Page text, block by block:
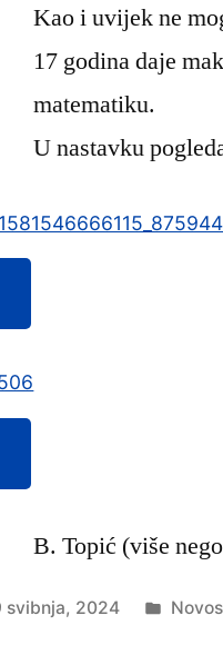
Kao i uvijek ne
17 godina daje
matematiku.
U nastavku
B. Topić (više
svibnja, 2024